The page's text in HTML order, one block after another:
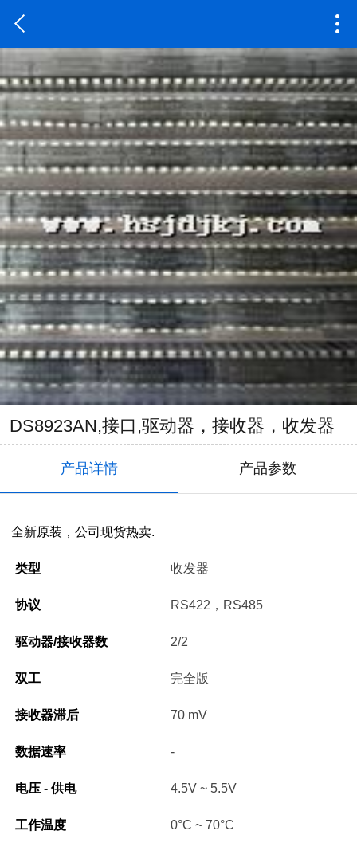
DS8923AN,接口,驱动器，接收器，收发器
产品详情 产品参数
全新原装，公司现货热卖.
类型 收发器
协议 RS422，RS485
驱动器/接收器数 2/2
双工 完全版
接收器滞后 70 mV
数据速率 -
电压 - 供电 4.5V ~ 5.5V
工作温度 0°C ~ 70°C